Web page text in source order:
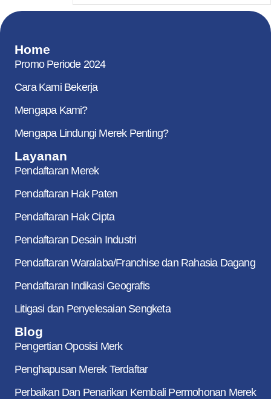
Home
Promo Periode 2024
Cara Kami Bekerja
Mengapa Kami?
Mengapa Lindungi Merek Penting?
Layanan
Pendaftaran Merek
Pendaftaran Hak Paten
Pendaftaran Hak Cipta
Pendaftaran Desain Industri
Pendaftaran Waralaba/Franchise dan Rahasia Dagang
Pendaftaran Indikasi Geografis
Litigasi dan Penyelesaian Sengketa
Blog
Pengertian Oposisi Merk
Penghapusan Merek Terdaftar
Perbaikan Dan Penarikan Kembali Permohonan Merek